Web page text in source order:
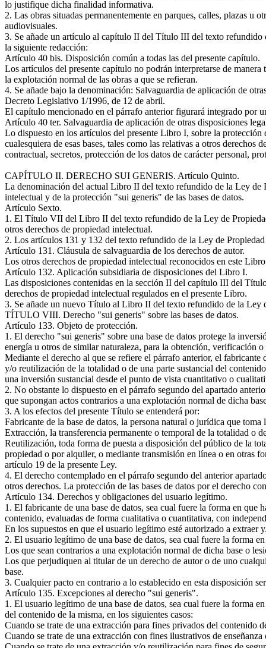
lo justifique dicha finalidad informativa.
2. Las obras situadas permanentemente en parques, calles, plazas
audiovisuales.
3. Se añade un artículo al capítulo II del Título III del texto
la siguiente redacción:
Artículo 40 bis. Disposición común a todas las del presente capítulo.
Los artículos del presente capítulo no podrán interpretarse de
la explotación normal de las obras a que se refieran.
4. Se añade bajo la denominación: Salvaguardia de aplicación de
Decreto Legislativo 1/1996, de 12 de abril.
El capítulo mencionado en el párrafo anterior figurará integrado por
Artículo 40 ter. Salvaguardia de aplicación de otras disposiciones
Lo dispuesto en los artículos del presente Libro I, sobre la protección
cualesquiera de esas bases, tales como las relativas a otros
contractual, secretos, protección de los datos de carácter personal,
CAPÍTULO II. DERECHO SUI GENERIS. Artículo Quinto.
La denominación del actual Libro II del texto refundido de la Ley de
intelectual y de la protección "sui generis" de las bases de datos.
Artículo Sexto.
1. El Título VII del Libro II del texto refundido de la Ley de
otros derechos de propiedad intelectual.
2. Los artículos 131 y 132 del texto refundido de la Ley de
Artículo 131. Cláusula de salvaguardia de los derechos de autor.
Los otros derechos de propiedad intelectual reconocidos en este
Artículo 132. Aplicación subsidiaria de disposiciones del Libro I.
Las disposiciones contenidas en la sección II del capítulo III del
derechos de propiedad intelectual regulados en el presente Libro.
3. Se añade un nuevo Título al Libro II del texto refundido de la Ley
TÍTULO VIII. Derecho "sui generis" sobre las bases de datos.
Artículo 133. Objeto de protección.
1. El derecho "sui generis" sobre una base de datos protege la
energía u otros de similar naturaleza, para la obtención, verificación
Mediante el derecho al que se refiere el párrafo anterior, el
y/o reutilización de la totalidad o de una parte sustancial del
una inversión sustancial desde el punto de vista cuantitativo o
2. No obstante lo dispuesto en el párrafo segundo del apartado
que supongan actos contrarios a una explotación normal de dicha
3. A los efectos del presente Título se entenderá por:
Fabricante de la base de datos, la persona natural o jurídica que
Extracción, la transferencia permanente o temporal de la totalidad o
Reutilización, toda forma de puesta a disposición del público de la
propiedad o por alquiler, o mediante transmisión en línea o en otras
artículo 19 de la presente Ley.
4. El derecho contemplado en el párrafo segundo del anterior
otros derechos. La protección de las bases de datos por el derecho
Artículo 134. Derechos y obligaciones del usuario legítimo.
1. El fabricante de una base de datos, sea cual fuere la forma en
contenido, evaluadas de forma cualitativa o cuantitativa, con
En los supuestos en que el usuario legítimo esté autorizado a
2. El usuario legítimo de una base de datos, sea cual fuere la forma
Los que sean contrarios a una explotación normal de dicha base o
Los que perjudiquen al titular de un derecho de autor o de uno
base.
3. Cualquier pacto en contrario a lo establecido en esta disposición
Artículo 135. Excepciones al derecho "sui generis".
1. El usuario legítimo de una base de datos, sea cual fuere la forma
del contenido de la misma, en los siguientes casos:
Cuando se trate de una extracción para fines privados del contenido
Cuando se trate de una extracción con fines ilustrativos de